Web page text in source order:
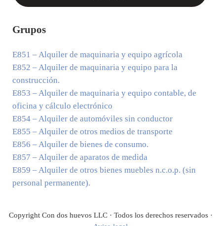
Grupos
E851 – Alquiler de maquinaria y equipo agrícola
E852 – Alquiler de maquinaria y equipo para la
construcción.
E853 – Alquiler de maquinaria y equipo contable, de
oficina y cálculo electrónico
E854– Alquiler de automóviles sin conductor
E855 – Alquiler de otros medios de transporte
E856 – Alquiler de bienes de consumo.
E857 – Alquiler de aparatos de medida
E859 – Alquiler de otros bienes muebles n.c.o.p. (sin
personal permanente).
Copyright Con dos huevos LLC · Todos los derechos reservados ·